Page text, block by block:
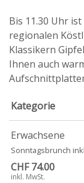
Bis 11.30 Uhr
regionalen
Klassikern
Ihnen auch
Kategorie
Erwachsene
Sonntagsbrunch
CHF 74.00
inkl. MwSt.